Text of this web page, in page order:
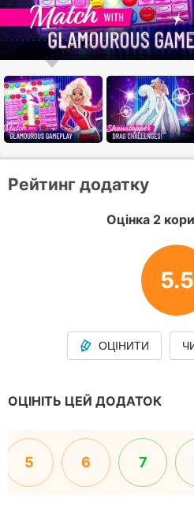
Рейтинг додатку
Оцінка 2
5.5
ОЦІНИТИ
ОЦІНІТЬ ЦЕЙ ДОДАТОК
5 6 7